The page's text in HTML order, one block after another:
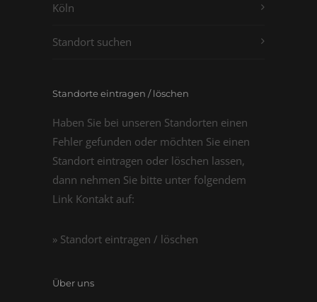
Köln
Standort suchen
Standorte eintragen / löschen
Haben Sie bei unseren Standorten einen
Fehler gefunden oder möchten Sie einen
Standort eintragen oder löschen lassen,
dann nehmen Sie bitte unter folgendem
Link Kontakt auf:
» Standort eintragen / löschen
Über uns